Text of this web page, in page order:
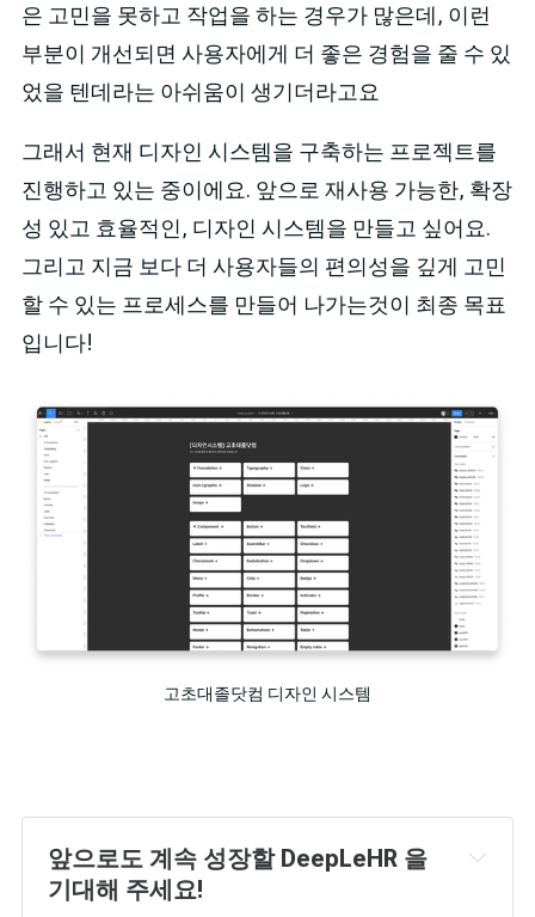
은 고민을 못하고 작업을 하는 경우가 많은데, 이런
부분이 개선되면 사용자에게 더 좋은 경험을 줄 수 있
었을 텐데라는 아쉬움이 생기더라고요
그래서 현재 디자인 시스템을 구축하는 프로젝트를
진행하고 있는 중이에요. 앞으로 재사용 가능한, 확장
성 있고 효율적인, 디자인 시스템을 만들고 싶어요.
그리고 지금 보다 더 사용자들의 편의성을 깊게 고민
할 수 있는 프로세스를 만들어 나가는것이 최종 목표
입니다!
고초대졸닷컴 디자인 시스템
앞으로도 계속 성장할 DeepLeHR 을
기대해 주세요!